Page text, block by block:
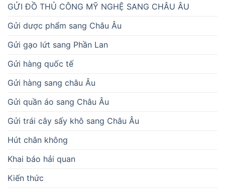
GỬI ĐỒ THỦ CÔNG MỸ NGHỆ SANG CHÂU ÂU
Gửi dược phẩm sang Châu Âu
Gửi gạo lứt sang Phần Lan
Gửi hàng quốc tế
Gửi hàng sang châu Âu
Gửi quần áo sang Châu Âu
Gửi trái cây sấy khô sang Châu Âu
Hút chân không
Khai báo hải quan
Kiến thức